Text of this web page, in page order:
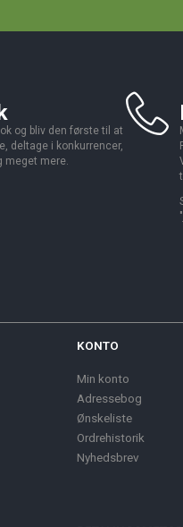
og bliv den første til at
deltage i konkurrencer,
meget mere.
"
KONTO
Min konto
Adressebog
Ønskeliste
Ordrehistorik
Nyhedsbrev